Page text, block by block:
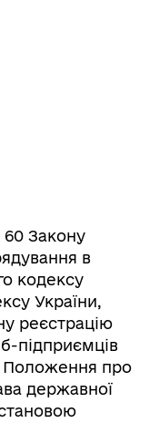
60 Закону
в
кодексу
України,
реєстрацію
підприємців
Положення про
державної